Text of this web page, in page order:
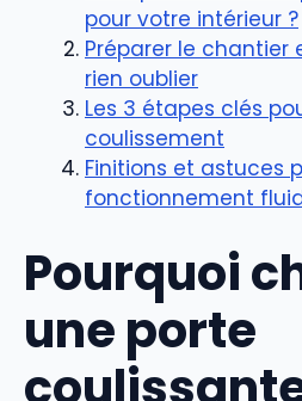
pour votre intérieur ?
Préparer le chantier
rien oublier
Les 3 étapes clés
coulissement
Finitions et astuces
fonctionnement
Pourquoi
une porte